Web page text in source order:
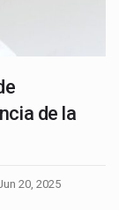
de la
20, 2025